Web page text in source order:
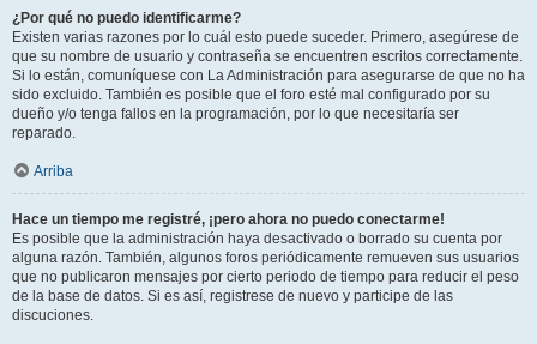
¿Por qué no puedo identificarme?
Existen varias razones por lo cuál esto puede suceder. Primero, asegúrese de
que su nombre de usuario y contraseña se encuentren escritos correctamente.
Si lo están, comuníquese con La Administración para asegurarse de que no ha
sido excluido. También es posible que el foro esté mal configurado por su
dueño y/o tenga fallos en la programación, por lo que necesitaría ser
reparado.
Arriba
Hace un tiempo me registré, ¡pero ahora no puedo conectarme!
Es posible que la administración haya desactivado o borrado su cuenta por
alguna razón. También, algunos foros periódicamente remueven sus usuarios
que no publicaron mensajes por cierto periodo de tiempo para reducir el peso
de la base de datos. Si es así, registrese de nuevo y participe de las
discuciones.